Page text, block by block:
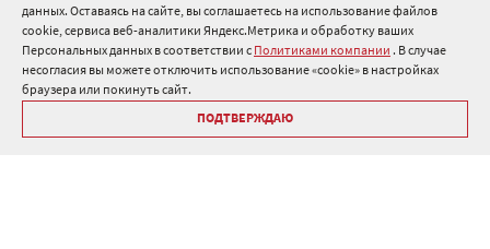
данных. Оставаясь на сайте, вы соглашаетесь на использование файлов
cookie, сервиса веб-аналитики Яндекс.Метрика и обработку ваших
Персональных данных в соответствии с Политиками компании . В случае
несогласия вы можете отключить использование «cookie» в настройках
браузера или покинуть сайт.
ПОДТВЕРЖДАЮ
info@onduline.ru
Россия Беларусь Казахстан